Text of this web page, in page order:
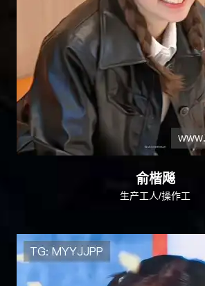
俞楷飚
生产工人/操作工